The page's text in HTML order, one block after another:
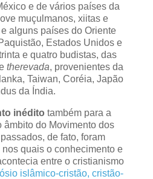
e de vários países da
muçulmanos, xiitas e
alguns países do Oriente
Estados Unidos e
e quatro budistas, das
therevada, provenientes da
Taiwan, Coréia, Japão
da Índia.
inédito também para a
âmbito do Movimento dos
de fato, foram
quais o conhecimento e
entre o cristianismo
islâmico-cristão, cristão-